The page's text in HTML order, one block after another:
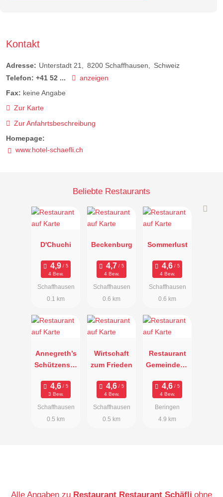
Kontakt
Adresse: Unterstadt 21 8200 Schaffhausen
Schweiz
Telefon: +41 52 ...
anzeigen
Fax: keine Angabe
Zur Karte
Zur Anfahrtsbeschreibung
Homepage:
www.hotel-schaefli.ch
Beliebte Restaurants
D'Chuchi
4 Bew.
Schaffhausen
0.1 km
Beckenburg
4 Bew.
Schaffhausen
0.6 km
Sommerlust
4 Bew.
Schaffhausen
0.6 km
Annegreth’s
Schützenstu
3 Bew.
Schaffhausen
0.5 km
Wirtschaft
zum Frieden
4 Bew.
Schaffhausen
0.5 km
Restaurant
Gemeindeha
4 Bew.
Beringen
4.9 km
Alle Angaben zu Restaurant Restaurant Schäfli ohne